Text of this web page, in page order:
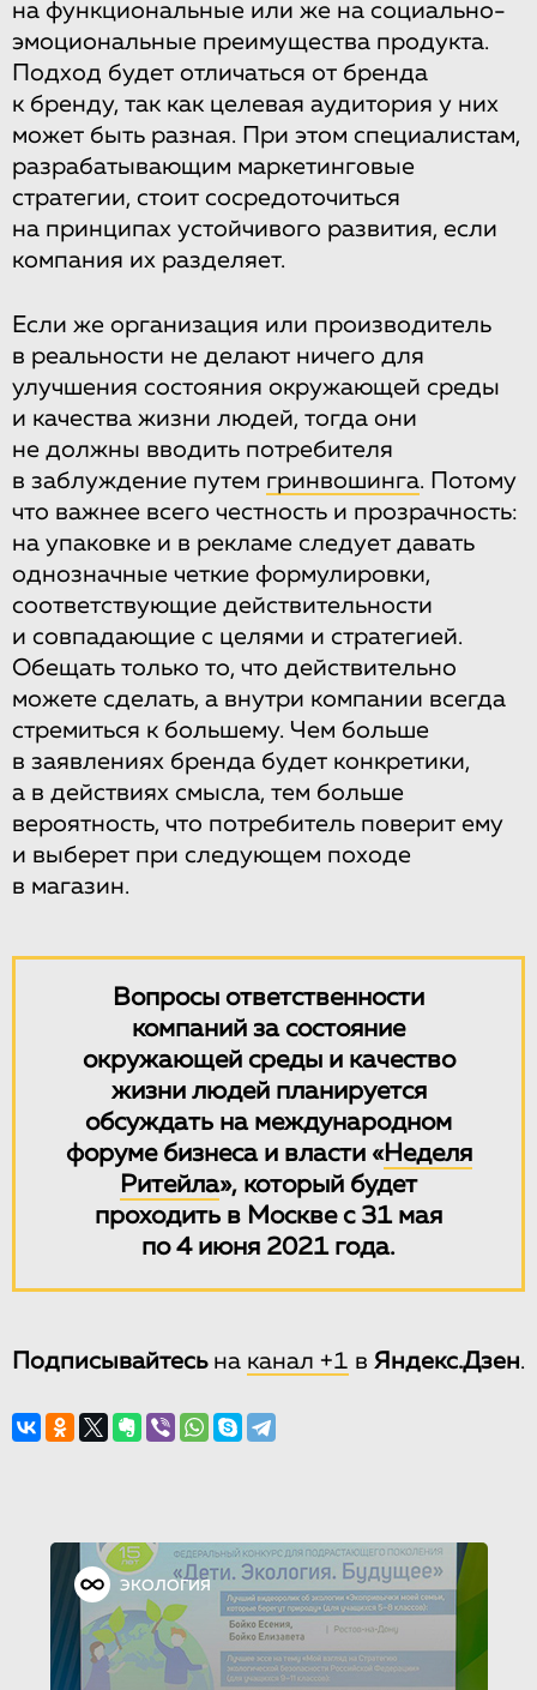
на функциональные или же на социально-
эмоциональные преимущества продукта.
Подход будет отличаться от бренда
к бренду, так как целевая аудитория у них
может быть разная. При этом специалистам,
разрабатывающим маркетинговые
стратегии, стоит сосредоточиться
на принципах устойчивого развития, если
компания их разделяет.
Если же организация или производитель
в реальности не делают ничего для
улучшения состояния окружающей среды
и качества жизни людей, тогда они
не должны вводить потребителя
в заблуждение путем гринвошинга. Потому
что важнее всего честность и прозрачность:
на упаковке и в рекламе следует давать
однозначные четкие формулировки,
соответствующие действительности
и совпадающие с целями и стратегией.
Обещать только то, что действительно
можете сделать, а внутри компании всегда
стремиться к большему. Чем больше
в заявлениях бренда будет конкретики,
а в действиях смысла, тем больше
вероятность, что потребитель поверит ему
и выберет при следующем походе
в магазин.
Вопросы ответственности
компаний за состояние
окружающей среды и качество
жизни людей планируется
обсуждать на международном
форуме бизнеса и власти «Неделя
Ритейла», который будет
проходить в Москве с 31 мая
по 4 июня 2021 года.
Подписывайтесьна канал +1 в Яндекс.Дзен.
ЭКОЛОГИЯ